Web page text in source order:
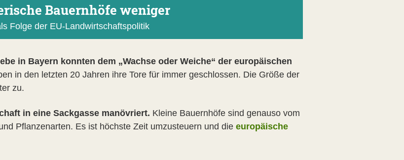
Bauernhöfe weniger
Folge der EU-Landwirtschaftspolitik
in Bayern konnten dem „Wachse oder Weiche“ der europäischen
in den letzten 20 Jahren ihre Tore für immer geschlossen. Die Größe der
zu.
in eine Sackgasse manövriert. Kleine Bauernhöfe sind genauso vom
Pflanzenarten. Es ist höchste Zeit umzusteuern und die europäische